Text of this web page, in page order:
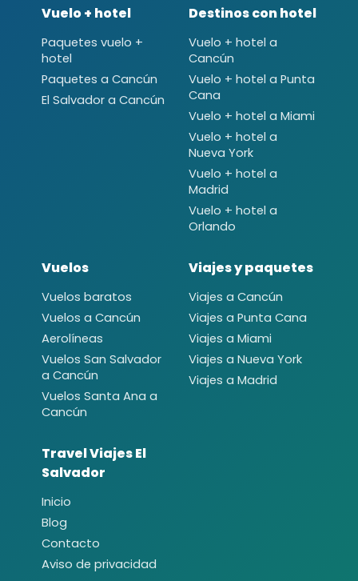
Vuelo + hotel
Paquetes vuelo +
hotel
Paquetes a Cancún
El Salvador a Cancún
Destinos con hotel
Vuelo + hotel a
Cancún
Vuelo + hotel a Punta
Cana
Vuelo + hotel a Miami
Vuelo + hotel a
Nueva York
Vuelo + hotel a
Madrid
Vuelo + hotel a
Orlando
Vuelos
Vuelos baratos
Vuelos a Cancún
Aerolíneas
Vuelos San Salvador
a Cancún
Vuelos Santa Ana a
Cancún
Viajes y paquetes
Viajes a Cancún
Viajes a Punta Cana
Viajes a Miami
Viajes a Nueva York
Viajes a Madrid
Travel Viajes El
Salvador
Inicio
Blog
Contacto
Aviso de privacidad